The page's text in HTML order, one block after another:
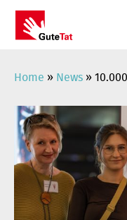
springen
Home » News »